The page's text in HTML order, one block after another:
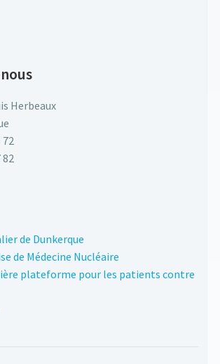
Herbeaux
72
82
de Dunkerque
de Médecine Nucléaire
plateforme pour les patients contre